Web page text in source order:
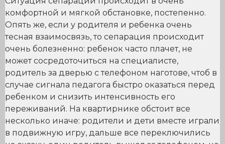
комфортной и мягкой обстановке, постепенно.
Опять же, если у родителя и ребенка очень
тесная взаимосвязь, то сепарация происходит
очень болезненно: ребенок часто плачет, не
может сосредоточиться на специалисте,
родитель за дверью с телефоном наготове, чтоб в
случае сигнала педагога быстро оказаться перед
ребенком и снизить интенсивность его
переживаний. На квартирнике обстоит все
несколько иначе: родители и дети вместе играли
в подвижную игру, дальше все переключились